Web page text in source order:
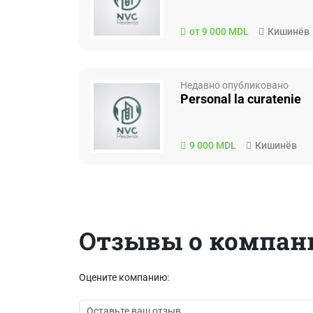
от 9 000 MDL Кишинёв
Недавно опубликовано
Personal la curatenie
9 000 MDL Кишинёв
Отзывы о
Оцените компанию: